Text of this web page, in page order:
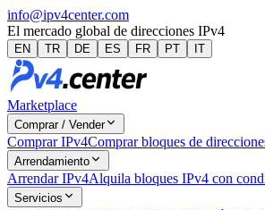
info@ipv4center.com
El mercado global de direcciones IPv4
EN TR DE ES FR PT IT
Marketplace
Comprar / Vender
Comprar IPv4Comprar bloques de
Arrendamiento
Arrendar IPv4Alquila bloques IPv4 con
Servicios